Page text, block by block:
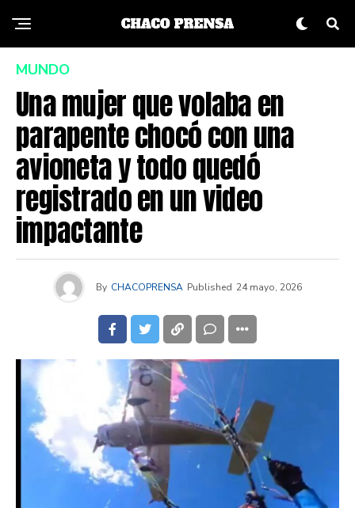
MUNDO
Una mujer que volaba en
parapente chocó con una
avioneta y todo quedó
registrado en un video
impactante
By CHACOPRENSA Published 24 mayo, 2026